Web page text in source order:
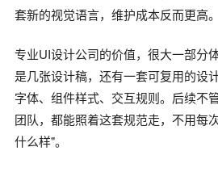
套新的视觉语言，维护成本反而更高。
专业UI设计公司的价值，很大一部分
是几张设计稿，还有一套可复用的设
字体、组件样式、交互规则。后续不
团队，都能照着这套规范走，不用每
什么样"。